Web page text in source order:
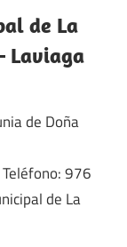
de La
Laviaga
de Doña
976
de La